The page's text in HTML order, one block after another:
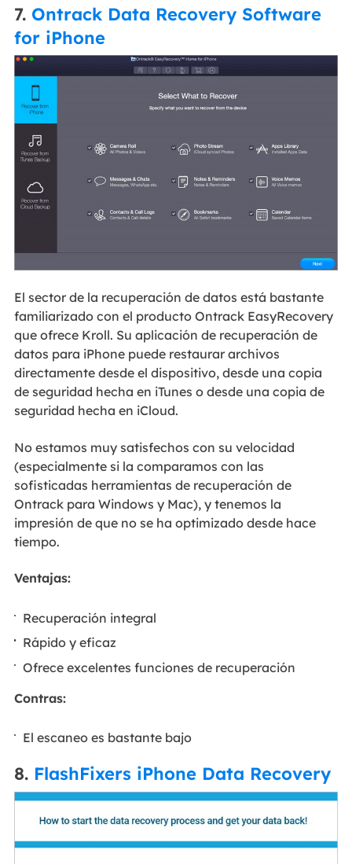
7. Ontrack Data Recovery Software
for iPhone
El sector de la recuperación de datos está bastante
familiarizado con el producto Ontrack EasyRecovery
que ofrece Kroll. Su aplicación de recuperación de
datos para iPhone puede restaurar archivos
directamente desde el dispositivo, desde una copia
de seguridad hecha en iTunes o desde una copia de
seguridad hecha en iCloud.
No estamos muy satisfechos con su velocidad
(especialmente si la comparamos con las
sofisticadas herramientas de recuperación de
Ontrack para Windows y Mac), y tenemos la
impresión de que no se ha optimizado desde hace
tiempo.
Ventajas:
Recuperación integral
Rápido y eficaz
Ofrece excelentes funciones de recuperación
Contras:
El escaneo es bastante bajo
8. FlashFixers iPhone Data Recovery